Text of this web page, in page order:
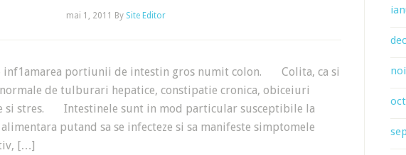
mai 1, 2011 By Site Editor
portiunii de intestin gros numit colon. Colita, ca si
de tulburari hepatice, constipatie cronica, obiceiuri
si stres. Intestinele sunt in mod particular susceptibile la
putand sa se infecteze si sa manifeste simptomele
[…]